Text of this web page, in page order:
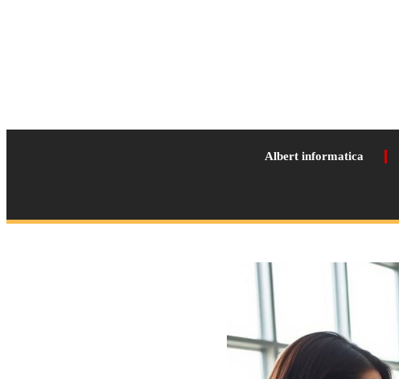
Albert informatica